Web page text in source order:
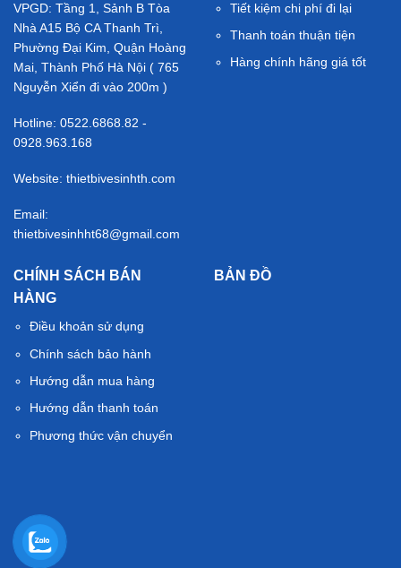
VPGD: Tầng 1, Sảnh B Tòa
Nhà A15 Bộ CA Thanh Trì,
Phường Đại Kim, Quận Hoàng
Mai, Thành Phố Hà Nội ( 765
Nguyễn Xiển đi vào 200m )
Hotline: 0522.6868.82 -
0928.963.168
Website: thietbivesinhth.com
Email:
thietbivesinhht68@gmail.com
Tiết kiệm chi phí đi lại
Thanh toán thuận tiện
Hàng chính hãng giá tốt
CHÍNH SÁCH BÁN
HÀNG
Điều khoản sử dụng
Chính sách bảo hành
Hướng dẫn mua hàng
Hướng dẫn thanh toán
Phương thức vận chuyển
BẢN ĐỒ